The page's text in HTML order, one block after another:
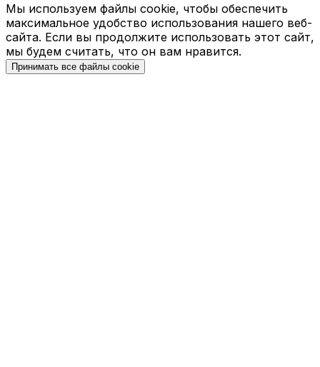
Мы используем файлы cookie, чтобы обеспечить
максимальное удобство использования нашего веб-
сайта. Если вы продолжите использовать этот сайт,
мы будем считать, что он вам нравится.
Принимать все файлы cookie